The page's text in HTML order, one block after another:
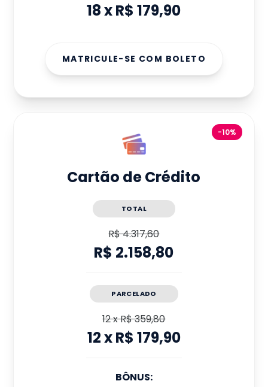
18xR$ 179,90
MATRICULE-SE COM BOLETO
-10%
Cartão de Crédito
TOTAL
R$ 4.317,60
R$ 2.158,80
PARCELADO
12xR$ 359,80
12xR$ 179,90
BÔNUS: